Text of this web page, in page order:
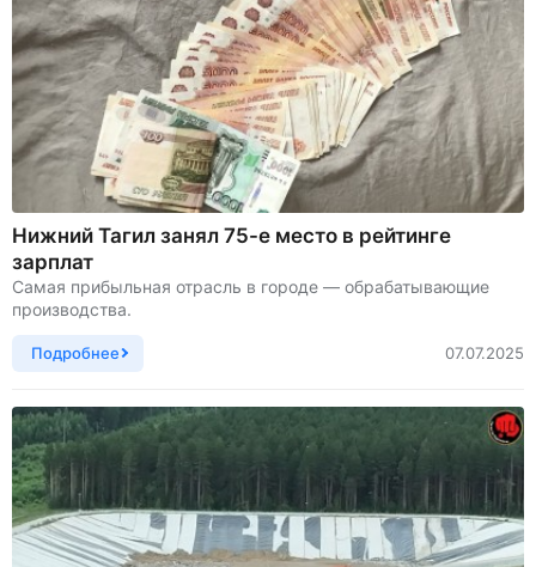
Нижний Тагил занял 75-е место в рейтинге
зарплат
Самая прибыльная отрасль в городе — обрабатывающие
производства.
Подробнее 07.07.2025